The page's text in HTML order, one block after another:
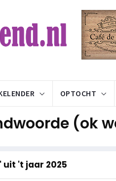
OPTOCHT
(ok
uit 't jaar 2025